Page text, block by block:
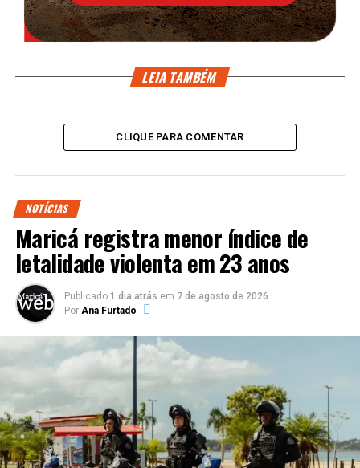
LEIA TAMBÉM
CLIQUE PARA COMENTAR
NOTÍCIAS
Maricá registra menor índice de
letalidade violenta em 23 anos
Publicado 1 dia atrás em 7 de agosto de 2026
Por Ana Furtado